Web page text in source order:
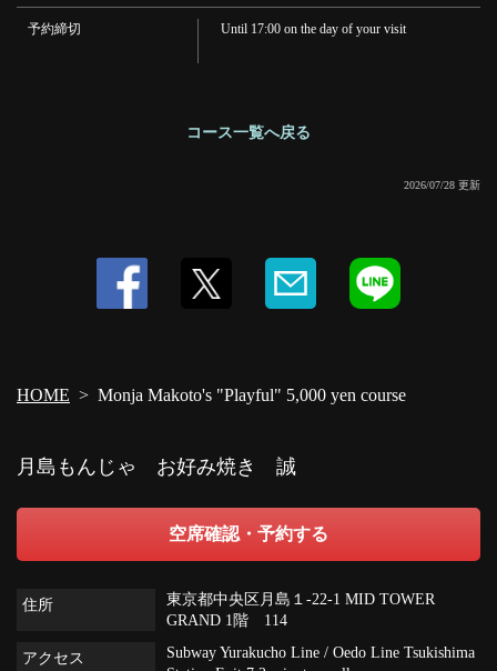
予約締切 Until 17:00 on the day of your visit
コース一覧へ戻る
2026/07/28 更新
HOME Monja Makoto's "Playful" 5,000 yen course
Monja Makoto's "Playful" 5,000 yen course | 月島もんじゃ お
月島もんじゃ お好み焼き 誠
空席確認・予約する
住所
東京都中央区月島１-22-1 MID TOWER
GRAND 1階 114
アクセス
Subway Yurakucho Line / Oedo Line Tsukishima